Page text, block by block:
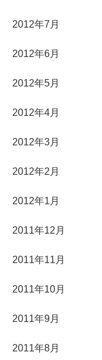
2012年7月
2012年6月
2012年5月
2012年4月
2012年3月
2012年2月
2012年1月
2011年12月
2011年11月
2011年10月
2011年9月
2011年8月